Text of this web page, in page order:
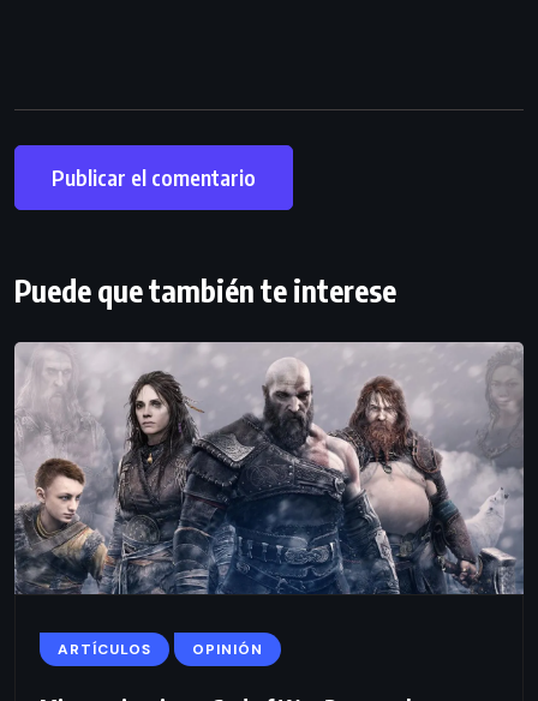
Puede que también te interese
ARTÍCULOS OPINIÓN